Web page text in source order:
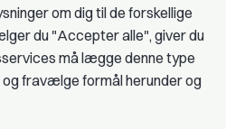
om dig til de forskellige
du "Accepter alle", giver du
må lægge denne type
og fravælge formål herunder og